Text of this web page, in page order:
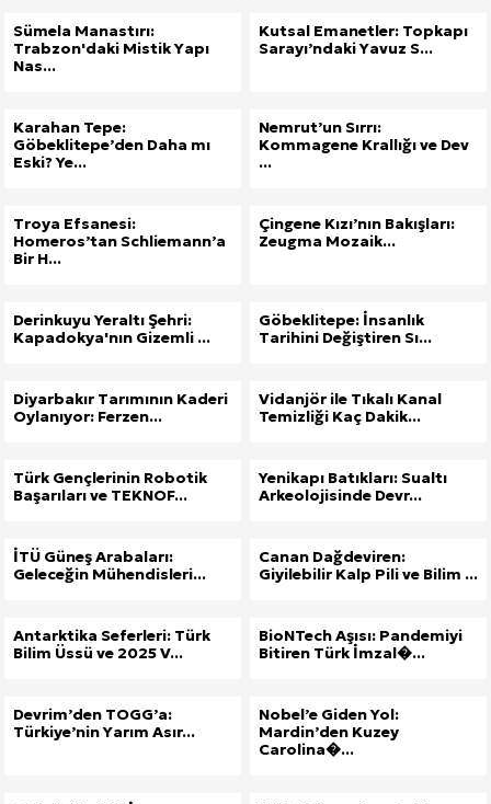
Sümela Manastırı:
Trabzon'daki Mistik Yapı
Nas...
Kutsal Emanetler: Topkapı
Sarayı’ndaki Yavuz S...
Karahan Tepe:
Göbeklitepe’den Daha mı
Eski? Ye...
Nemrut’un Sırrı:
Kommagene Krallığı ve Dev
...
Troya Efsanesi:
Homeros’tan Schliemann’a
Bir H...
Çingene Kızı’nın Bakışları:
Zeugma Mozaik...
Derinkuyu Yeraltı Şehri:
Kapadokya'nın Gizemli ...
Göbeklitepe: İnsanlık
Tarihini Değiştiren Sı...
Diyarbakır Tarımının Kaderi
Oylanıyor: Ferzen...
Vidanjör ile Tıkalı Kanal
Temizliği Kaç Dakik...
Türk Gençlerinin Robotik
Başarıları ve TEKNOF...
Yenikapı Batıkları: Sualtı
Arkeolojisinde Devr...
İTÜ Güneş Arabaları:
Geleceğin Mühendisleri...
Canan Dağdeviren:
Giyilebilir Kalp Pili ve Bilim ...
Antarktika Seferleri: Türk
Bilim Üssü ve 2025 V...
BioNTech Aşısı: Pandemiyi
Bitiren Türk İmzal�...
Devrim’den TOGG’a:
Türkiye’nin Yarım Asır...
Nobel’e Giden Yol:
Mardin’den Kuzey
Carolina�...